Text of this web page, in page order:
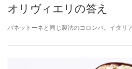
オリヴィエリの答え
パネットーネと同じ製法のコロンバ。イタリ